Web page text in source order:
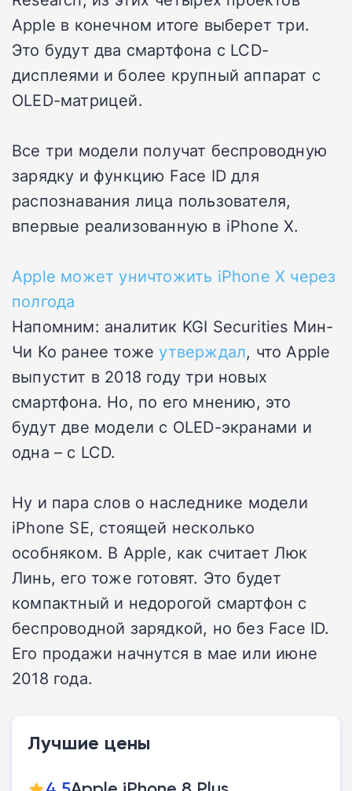
Apple в конечном итоге выберет три.
Это будут два смартфона с LCD-
дисплеями и более крупный аппарат с
OLED-матрицей.
Все три модели получат беспроводную
зарядку и функцию Face ID для
распознавания лица пользователя,
впервые реализованную в iPhone X.
Apple может уничтожить iPhone X через
полгода
Напомним: аналитик KGI Securities Мин-
Чи Ко ранее тоже утверждал, что Apple
выпустит в 2018 году три новых
смартфона. Но, по его мнению, это
будут две модели с OLED-экранами и
одна – с LCD.
Ну и пара слов о наследнике модели
iPhone SE, стоящей несколько
особняком. В Apple, как считает Люк
Линь, его тоже готовят. Это будет
компактный и недорогой смартфон с
беспроводной зарядкой, но без Face ID.
Его продажи начнутся в мае или июне
2018 года.
Лучшие цены